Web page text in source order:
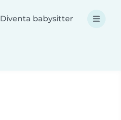
Diventa babysitter